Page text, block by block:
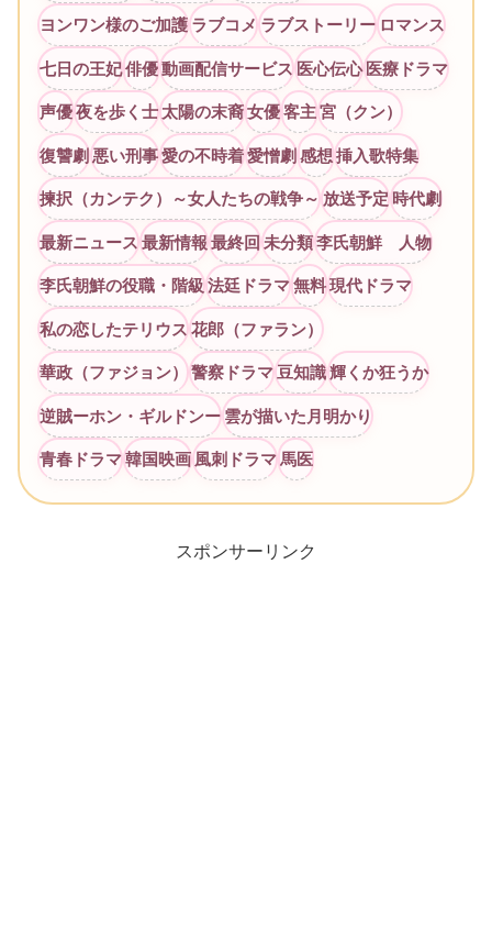
ヨンワン様のご加護 ラブコメ ラブストーリー ロマンス
七日の王妃 俳優 動画配信サービス 医心伝心 医療ドラマ
声優 夜を歩く士 太陽の末裔 女優 客主 宮（クン）
復讐劇 悪い刑事 愛の不時着 愛憎劇 感想 挿入歌特集
揀択（カンテク）～女人たちの戦争～ 放送予定 時代劇
最新ニュース 最新情報 最終回 未分類 李氏朝鮮 人物
李氏朝鮮の役職・階級 法廷ドラマ 無料 現代ドラマ
私の恋したテリウス 花郎（ファラン）
華政（ファジョン） 警察ドラマ 豆知識 輝くか狂うか
逆賊ーホン・ギルドンー 雲が描いた月明かり
青春ドラマ 韓国映画 風刺ドラマ 馬医
スポンサーリンク